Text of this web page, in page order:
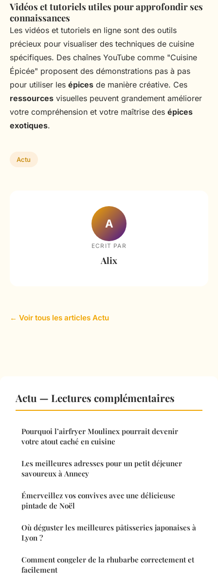
Vidéos et tutoriels utiles pour approfondir ses
connaissances
Les vidéos et tutoriels en ligne sont des outils
précieux pour visualiser des techniques de cuisine
spécifiques. Des chaînes YouTube comme "Cuisine
Épicée" proposent des démonstrations pas à pas
pour utiliser les épices de manière créative. Ces
ressources visuelles peuvent grandement améliorer
votre compréhension et votre maîtrise des épices
exotiques.
Actu
A
ECRIT PAR
Alix
← Voir tous les articles Actu
Actu — Lectures complémentaires
Pourquoi l’airfryer Moulinex pourrait devenir
votre atout caché en cuisine
Les meilleures adresses pour un petit déjeuner
savoureux à Annecy
Émerveillez vos convives avec une délicieuse
pintade de Noël
Où déguster les meilleures pâtisseries japonaises à
Lyon ?
Comment congeler de la rhubarbe correctement et
facilement